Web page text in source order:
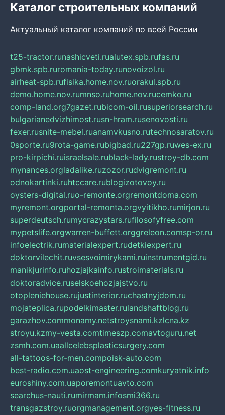
Каталог строительных компаний
Актуальный каталог компаний по всей России
t25-tractor.runashicveti.rualutex.spb.rufas.ru
gbmk.spb.ruromania-today.runovoizol.ru
airheat-spb.rufisika.home.nov.ruorakul.spb.ru
demo.home.nov.rumnso.ruhome.nov.rucemko.ru
comp-land.org7gazet.rubicom-oil.rusuperiorsearch.ru
bulgarianedvizhimost.rusn-hram.rusenovosti.ru
fexer.rusnite-mebel.ruanamvkusno.rutechnosaratov.ru
0sporte.ru9rota-game.rubigbad.ru227gp.ruwes-ex.ru
pro-kirpichi.ruisraelsale.rublack-lady.rustroy-db.com
mynances.orgladalike.ruzozor.rudvigremont.ru
odnokartinki.ruhtccare.rublogizotovoy.ru
oysters-digital.ruo-remonte.orgremontdoma.com
myremont.orgportal-remonta.orgvyitikho.rumirjon.ru
superdeutsch.rumycrazystars.rufilosofyfree.com
mypetslife.orgwarren-buffett.orggreleon.comsp-or.ru
infoelectrik.rumaterialexpert.rudetkiexpert.ru
doktorvilechit.ruvsesvoimirykami.ruinstrumentgid.ru
manikjurinfo.ruhozjajkainfo.rustroimaterials.ru
doktoradvice.ruselskoehozjajstvo.ru
otopleniehouse.rujustinterior.ruchastnyjdom.ru
mojateplica.rupodelkimaster.rulandshaftblog.ru
garazhov.commonamy.netstroysnami.kzlcna.kz
stroyu.kzmy-vesta.comtimeszp.comavtoguru.net
zsmh.com.uaallcelebsplasticsurgery.com
all-tattoos-for-men.compoisk-auto.com
best-radio.com.uaost-engineering.comkuryatnik.info
euroshiny.com.uaporemontuavto.com
searchus-nauti.rumirmam.infosmi366.ru
transgazstroy.ruorgmanagement.orgyes-fitness.ru